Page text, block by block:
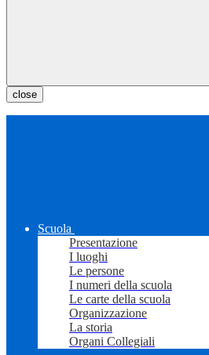
close
Scuola
Presentazione
I luoghi
Le persone
I numeri della scuola
Le carte della scuola
Organizzazione
La storia
Organi Collegiali